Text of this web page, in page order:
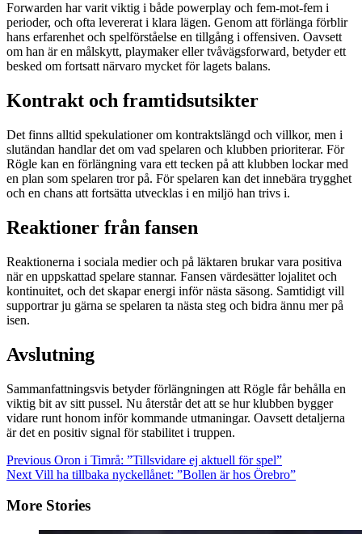
Forwarden har varit viktig i både powerplay och fem-mot-fem i
perioder, och ofta levererat i klara lägen. Genom att förlänga förblir
hans erfarenhet och spelförståelse en tillgång i offensiven. Oavsett
om han är en målskytt, playmaker eller tvåvägsforward, betyder ett
besked om fortsatt närvaro mycket för lagets balans.
Kontrakt och framtidsutsikter
Det finns alltid spekulationer om kontraktslängd och villkor, men i
slutändan handlar det om vad spelaren och klubben prioriterar. För
Rögle kan en förlängning vara ett tecken på att klubben lockar med
en plan som spelaren tror på. För spelaren kan det innebära trygghet
och en chans att fortsätta utvecklas i en miljö han trivs i.
Reaktioner från fansen
Reaktionerna i sociala medier och på läktaren brukar vara positiva
när en uppskattad spelare stannar. Fansen värdesätter lojalitet och
kontinuitet, och det skapar energi inför nästa säsong. Samtidigt vill
supportrar ju gärna se spelaren ta nästa steg och bidra ännu mer på
isen.
Avslutning
Sammanfattningsvis betyder förlängningen att Rögle får behålla en
viktig bit av sitt pussel. Nu återstår det att se hur klubben bygger
vidare runt honom inför kommande utmaningar. Oavsett detaljerna
är det en positiv signal för stabilitet i truppen.
Continue
Reading
Previous Oron i Timrå: ”Tillsvidare ej aktuell för spel”
Next Vill ha tillbaka nyckellånet: ”Bollen är hos Örebro”
More Stories